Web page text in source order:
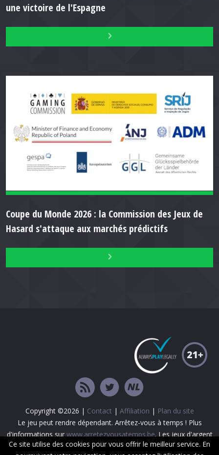
une victoire de l'Espagne
Coupe du Monde 2026 : la Commission des Jeux de
Hasard s'attaque aux marchés prédictifs
Copyright ©2026 | Contact | Affiliation | Plan du site
Le jeu peut rendre dépendant. Arrêtez-vous à temps ! Plus
d'informations surwww.arretezvousatemps.be. Les jeux d'argent
sont interdits aux mineurs.
Ce site utilise des cookies pour vous offrir le meilleur service. En